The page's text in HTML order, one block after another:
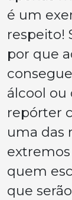
é um
respeito!
por que
álcool ou
repórter
uma das
quem
que